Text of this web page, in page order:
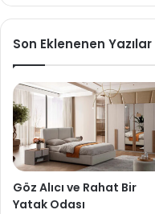
Son Eklenenen Yazılar
Göz Alıcı ve Rahat Bir
Yatak Odası